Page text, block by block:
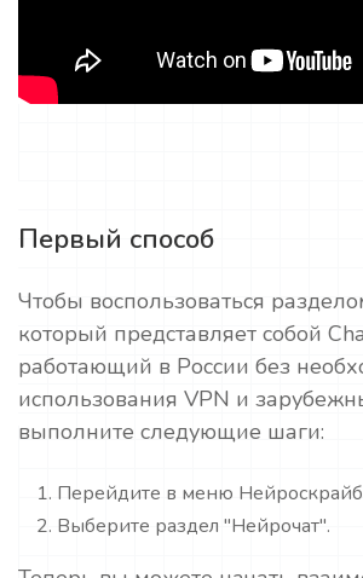
Первый способ
Чтобы воспользоваться
который представляет собой
работающий в России без
использования VPN и
выполните следующие шаги:
Перейдите в меню
Выберите раздел "Нейрочат".